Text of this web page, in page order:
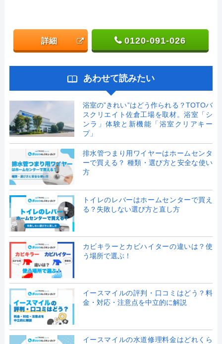
詳細 0120-091-026
あわせて読みたい
浴室の”きれい”はどう作られる？TOTOバ
スクリエイト佐倉工場を取材。浴室「シ
ンラ」体験と新機能「浴室クリアキー
プ」
排水管つまり用ワイヤーはホームセンタ
ーで買える？ 種類・選び方と安全な使い
方
トイレのレバーはホームセンターで買え
る？失敗しない選び方と直し方
カビキラーとカビハイターの違いは？使
う場所で選ぶ！
イースマイルの評判・口コミはどう？料
金・対応・注意点を中立的に解説
イースマイルの水道修理料金はどれくら